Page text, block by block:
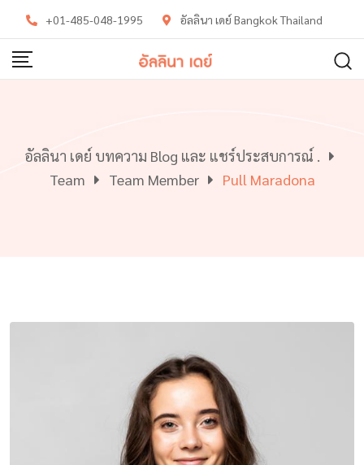
content
+01-485-048-1995 อัลลินา เดย์ Bangkok Thailand
อัลลินา เดย์ บทความ Blog และ แชร์ประสบการณ์ .
Team
Team Member Pull Maradona